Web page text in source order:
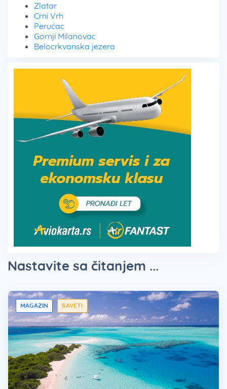
Zlatar
Crni Vrh
Perućac
Gornji Milanovac
Belocrkvanska jezera
Nastavite sa čitanjem ...
MAGAZIN SAVETI